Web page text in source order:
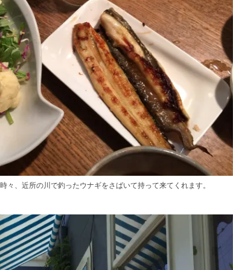
、近所の川で釣ったウナギをさばいて持って来てくれます。